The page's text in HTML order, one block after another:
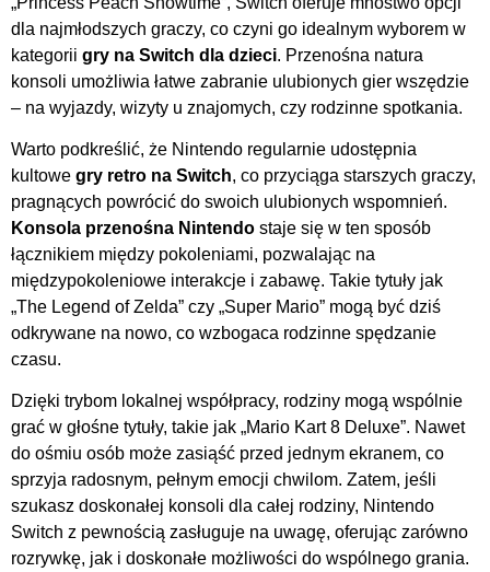
dla najmłodszych graczy, co czyni go idealnym wyborem w
kategorii gry na Switch dla dzieci. Przenośna natura
konsoli umożliwia łatwe zabranie ulubionych gier wszędzie
– na wyjazdy, wizyty u znajomych, czy rodzinne spotkania.
Warto podkreślić, że Nintendo regularnie udostępnia
kultowe gry retro na Switch, co przyciąga starszych graczy,
pragnących powrócić do swoich ulubionych wspomnień.
Konsola przenośna Nintendo staje się w ten sposób
łącznikiem między pokoleniami, pozwalając na
międzypokoleniowe interakcje i zabawę. Takie tytuły jak
„The Legend of Zelda” czy „Super Mario” mogą być dziś
odkrywane na nowo, co wzbogaca rodzinne spędzanie
czasu.
Dzięki trybom lokalnej współpracy, rodziny mogą wspólnie
grać w głośne tytuły, takie jak „Mario Kart 8 Deluxe”. Nawet
do ośmiu osób może zasiąść przed jednym ekranem, co
sprzyja radosnym, pełnym emocji chwilom. Zatem, jeśli
szukasz doskonałej konsoli dla całej rodziny, Nintendo
Switch z pewnością zasługuje na uwagę, oferując zarówno
rozrywkę, jak i doskonałe możliwości do wspólnego grania.